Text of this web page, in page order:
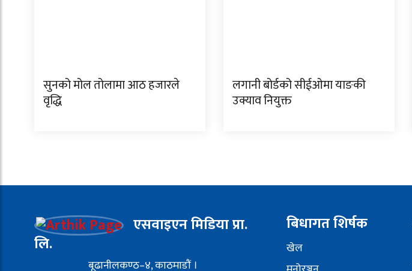
सुनको मोल तोलामा आठ हजारले
वृद्धि
लगानी बोर्डको सीईओमा याङकी
उक्याव नियुक्त
एसवाइएन मिडिया प्रा.
लि.
बूढानीलकण्ठ–४, काठमाडौं ।
बिधागत शिर्षक
खेल